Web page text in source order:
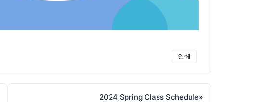
인쇄
2024 Spring Class Schedule»